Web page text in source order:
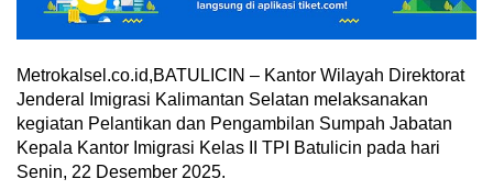
Metrokalsel.co.id,BATULICIN – Kantor Wilayah Direktorat
Jenderal Imigrasi Kalimantan Selatan melaksanakan
kegiatan Pelantikan dan Pengambilan Sumpah Jabatan
Kepala Kantor Imigrasi Kelas II TPI Batulicin pada hari
Senin, 22 Desember 2025.